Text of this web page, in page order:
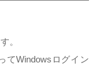
。
Windowsログイン